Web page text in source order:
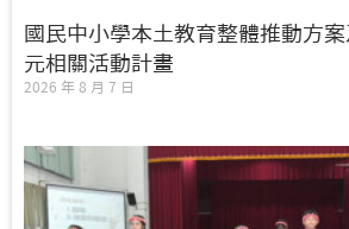
國民中小學本土教育整體推動方
元相關活動計畫
2026 年 8 月 7 日